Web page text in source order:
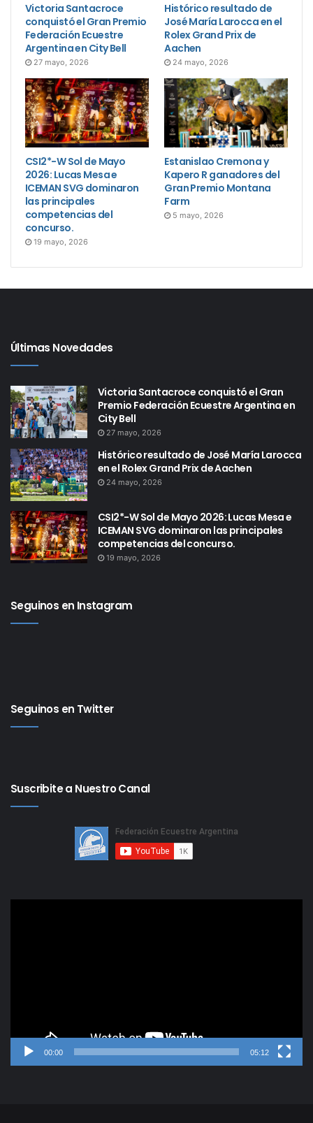
Victoria Santacroce
conquistó el Gran Premio
Federación Ecuestre
Argentina en City Bell
27 mayo, 2026
Histórico resultado de
José María Larocca en el
Rolex Grand Prix de
Aachen
24 mayo, 2026
CSI2*-W Sol de Mayo
2026: Lucas Mesa e
ICEMAN SVG dominaron
las principales
competencias del
concurso.
19 mayo, 2026
Estanislao Cremona y
Kapero R ganadores del
Gran Premio Montana
Farm
5 mayo, 2026
Últimas Novedades
Victoria Santacroce conquistó el Gran
Premio Federación Ecuestre Argentina en
City Bell
27 mayo, 2026
Histórico resultado de José María Larocca
en el Rolex Grand Prix de Aachen
24 mayo, 2026
CSI2*-W Sol de Mayo 2026: Lucas Mesa e
ICEMAN SVG dominaron las principales
competencias del concurso.
19 mayo, 2026
Seguinos en Instagram
Seguinos en Twitter
Suscribite a Nuestro Canal
00:00 05:12